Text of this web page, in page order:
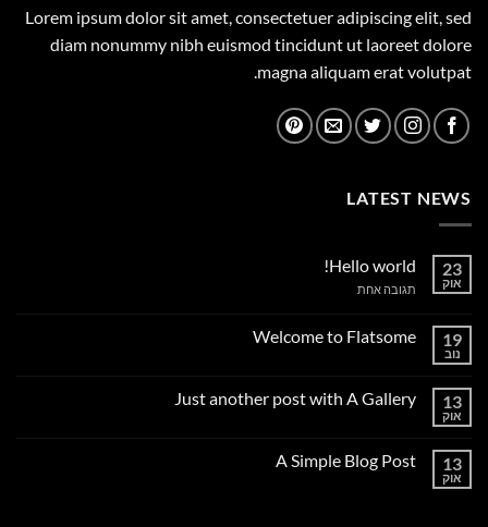
Lorem ipsum dolor sit amet, consectetuer adipiscing elit, sed
diam nonummy nibh euismod tincidunt ut laoreet dolore
magna aliquam erat volutpat.
LATEST NEWS
23
אוק
Hello world!
תגובה אחתעל
19
נוב
Welcome to Flatsome
Welcome
13
אוק
Just another post with A Gallery
Just
13
אוק
A Simple Blog Post